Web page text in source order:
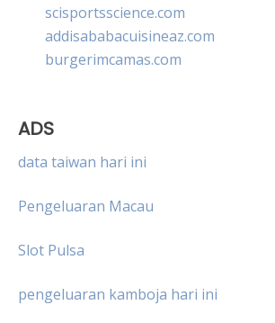
scisportsscience.com
addisababacuisineaz.com
burgerimcamas.com
ADS
data taiwan hari ini
Pengeluaran Macau
Slot Pulsa
pengeluaran kamboja hari ini